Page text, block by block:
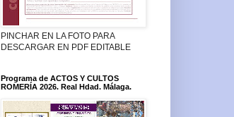
PINCHAR EN LA FOTO PARA
DESCARGAR EN PDF EDITABLE
Programa de ACTOS Y CULTOS
ROMERÍA 2026. Real Hdad. Málaga.